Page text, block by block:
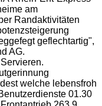
am
Randaktivitäten
geflechtartig",
AG.
welche lebensfroh
01.30